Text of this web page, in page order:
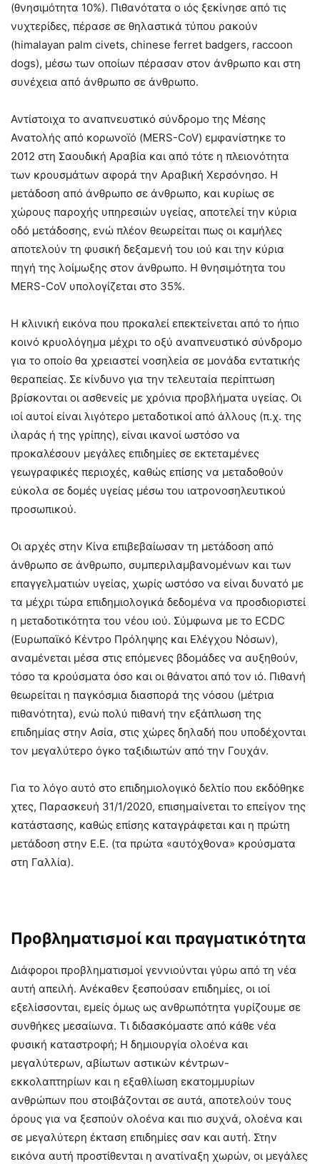
(θνησιμότητα 10%). Πιθανότατα ο ιός ξεκίνησε από τις
νυχτερίδες, πέρασε σε θηλαστικά τύπου ρακούν
(himalayan palm civets, chinese ferret badgers, raccoon
dogs), μέσω των οποίων πέρασαν στον άνθρωπο και στη
συνέχεια από άνθρωπο σε άνθρωπο.
Αντίστοιχα το αναπνευστικό σύνδρομο της Μέσης
Ανατολής από κορωνοϊό (MERS-CoV) εμφανίστηκε το
2012 στη Σαουδική Αραβία και από τότε η πλειονότητα
των κρουσμάτων αφορά την Αραβική Χερσόνησο. Η
μετάδοση από άνθρωπο σε άνθρωπο, και κυρίως σε
χώρους παροχής υπηρεσιών υγείας, αποτελεί την κύρια
οδό μετάδοσης, ενώ πλέον θεωρείται πως οι καμήλες
αποτελούν τη φυσική δεξαμενή του ιού και την κύρια
πηγή της λοίμωξης στον άνθρωπο. Η θνησιμότητα του
MERS-CoV υπολογίζεται στο 35%.
Η κλινική εικόνα που προκαλεί επεκτείνεται από το ήπιο
κοινό κρυολόγημα μέχρι το οξύ αναπνευστικό σύνδρομο
για το οποίο θα χρειαστεί νοσηλεία σε μονάδα εντατικής
θεραπείας. Σε κίνδυνο για την τελευταία περίπτωση
βρίσκονται οι ασθενείς με χρόνια προβλήματα υγείας. Οι
ιοί αυτοί είναι λιγότερο μεταδοτικοί από άλλους (π.χ. της
ιλαράς ή της γρίπης), είναι ικανοί ωστόσο να
προκαλέσουν μεγάλες επιδημίες σε εκτεταμένες
γεωγραφικές περιοχές, καθώς επίσης να μεταδοθούν
εύκολα σε δομές υγείας μέσω του ιατρονοσηλευτικού
προσωπικού.
Οι αρχές στην Κίνα επιβεβαίωσαν τη μετάδοση από
άνθρωπο σε άνθρωπο, συμπεριλαμβανομένων και των
επαγγελματιών υγείας, χωρίς ωστόσο να είναι δυνατό με
τα μέχρι τώρα επιδημιολογικά δεδομένα να προσδιοριστεί
η μεταδοτικότητα του νέου ιού. Σύμφωνα με το ECDC
(Ευρωπαϊκό Κέντρο Πρόληψης και Ελέγχου Νόσων),
αναμένεται μέσα στις επόμενες βδομάδες να αυξηθούν,
τόσο τα κρούσματα όσο και οι θάνατοι από τον ιό. Πιθανή
θεωρείται η παγκόσμια διασπορά της νόσου (μέτρια
πιθανότητα), ενώ πολύ πιθανή την εξάπλωση της
επιδημίας στην Ασία, στις χώρες δηλαδή που υποδέχονται
τον μεγαλύτερο όγκο ταξιδιωτών από την Γουχάν.
Για το λόγο αυτό στο επιδημιολογικό δελτίο που εκδόθηκε
χτες, Παρασκευή 31/1/2020, επισημαίνεται το επείγον της
κατάστασης, καθώς επίσης καταγράφεται και η πρώτη
μετάδοση στην Ε.Ε. (τα πρώτα «αυτόχθονα» κρούσματα
στη Γαλλία).
Προβληματισμοί και πραγματικότητα
Διάφοροι προβληματισμοί γεννιούνται γύρω από τη νέα
αυτή απειλή. Ανέκαθεν ξεσπούσαν επιδημίες, οι ιοί
εξελίσσονται, εμείς όμως ως ανθρωπότητα γυρίζουμε σε
συνθήκες μεσαίωνα. Τι διδασκόμαστε από κάθε νέα
φυσική καταστροφή; Η δημιουργία ολοένα και
μεγαλύτερων, αβίωτων αστικών κέντρων-
εκκολαπτηρίων και η εξαθλίωση εκατομμυρίων
ανθρώπων που στοιβάζονται σε αυτά, αποτελούν τους
όρους για να ξεσπούν ολοένα και πιο συχνά, ολοένα και
σε μεγαλύτερη έκταση επιδημίες σαν και αυτή. Στην
εικόνα αυτή προστίθενται η ανατίναξη χωρών, οι μεγάλες